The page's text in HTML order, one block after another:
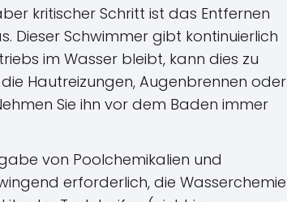
kritischer Schritt ist das Entfernen
Dieser Schwimmer gibt kontinuierlich
im Wasser bleibt, kann dies zu
Hautreizungen, Augenbrennen oder
Sie ihn vor dem Baden immer
von Poolchemikalien und
erforderlich, die Wasserchemie